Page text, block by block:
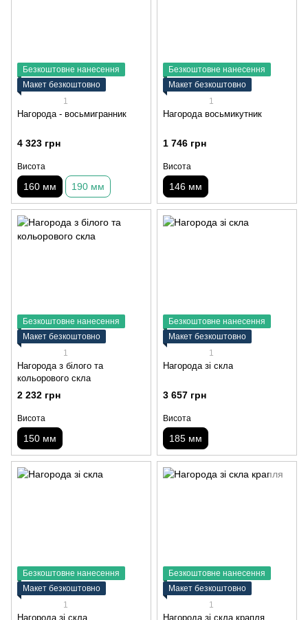
Безкоштовне нанесення
Макет безкоштовно
1
Нагорода - восьмигранник
4 323 грн
Висота
160 мм 190 мм
Безкоштовне нанесення
Макет безкоштовно
1
Нагорода восьмикутник
1 746 грн
Висота
146 мм
Безкоштовне нанесення
Макет безкоштовно
1
Нагорода з білого та
кольорового скла
2 232 грн
Висота
150 мм
Безкоштовне нанесення
Макет безкоштовно
1
Нагорода зі скла
3 657 грн
Висота
185 мм
Безкоштовне нанесення
Макет безкоштовно
1
Нагорода зі скла
Безкоштовне нанесення
Макет безкоштовно
1
Нагорода зі скла крапля